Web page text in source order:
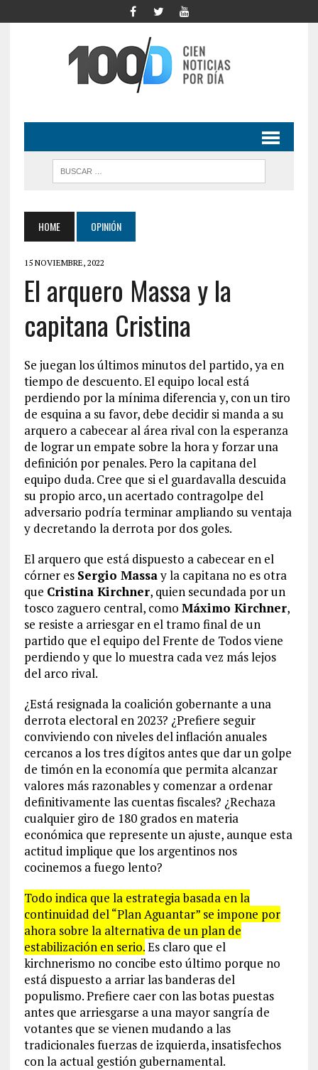
HOME OPINIÓN
15 NOVIEMBRE, 2022
El arquero Massa y la
capitana Cristina
Se juegan los últimos minutos del partido, ya en
tiempo de descuento. El equipo local está
perdiendo por la mínima diferencia y, con un tiro
de esquina a su favor, debe decidir si manda a su
arquero a cabecear al área rival con la esperanza
de lograr un empate sobre la hora y forzar una
definición por penales. Pero la capitana del
equipo duda. Cree que si el guardavalla descuida
su propio arco, un acertado contragolpe del
adversario podría terminar ampliando su ventaja
y decretando la derrota por dos goles.
El arquero que está dispuesto a cabecear en el
córner es Sergio Massay la capitana no es otra
que Cristina Kirchner, quien secundada por un
tosco zaguero central, como Máximo Kirchner,
se resiste a arriesgar en el tramo final de un
partido que el equipo del Frente de Todos viene
perdiendo y que lo muestra cada vez más lejos
del arco rival.
¿Está resignada la coalición gobernante a una
derrota electoral en 2023? ¿Prefiere seguir
conviviendo con niveles del inflación anuales
cercanos a los tres dígitos antes que dar un golpe
de timón en la economía que permita alcanzar
valores más razonables y comenzar a ordenar
definitivamente las cuentas fiscales? ¿Rechaza
cualquier giro de 180 grados en materia
económica que represente un ajuste, aunque esta
actitud implique que los argentinos nos
cocinemos a fuego lento?
Todo indica que la estrategia basada en la
continuidad del “Plan Aguantar” se impone por
ahora sobre la alternativa de un plan de
estabilización en serio.Es claro que el
kirchnerismo no concibe esto último porque no
está dispuesto a arriar las banderas del
populismo. Prefiere caer con las botas puestas
antes que arriesgarse a una mayor sangría de
votantes que se vienen mudando a las
tradicionales fuerzas de izquierda, insatisfechos
con la actual gestión gubernamental.